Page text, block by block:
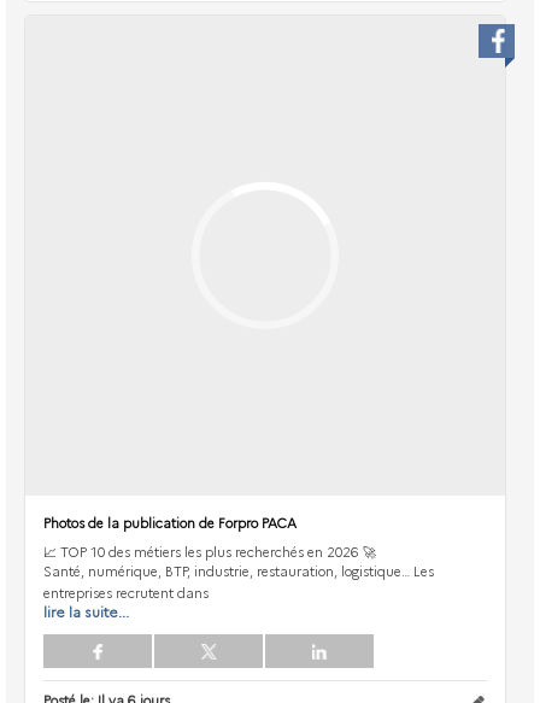
Photos de la publication de Forpro PACA
📈 TOP 10 des métiers les plus recherchés en 2026 🚀
Santé, numérique, BTP, industrie, restauration, logistique… Les
entreprises recrutent dans
lire la suite...